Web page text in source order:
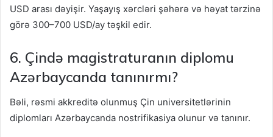
USD arası dəyişir. Yaşayış xərcləri şəhərə və həyat tərzinə
görə 300–700 USD/ay təşkil edir.
6. Çində magistraturanın diplomu
Azərbaycanda tanınırmı?
Bəli, rəsmi akkreditə olunmuş Çin universitetlərinin
diplomları Azərbaycanda nostrifikasiya olunur və tanınır.